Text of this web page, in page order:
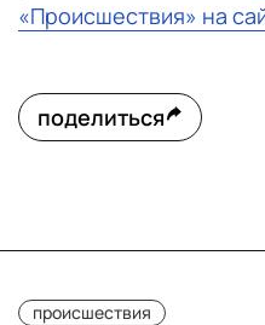
«Происшествия» на
поделиться
происшествия